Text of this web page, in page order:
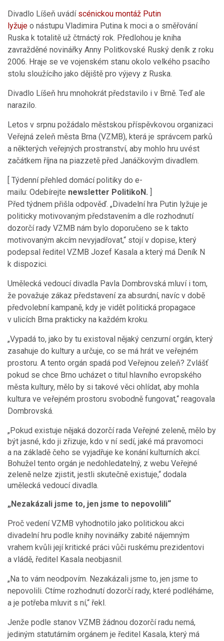
Divadlo Líšeň uvádí scénickou montáž Putin
lyžuje o nástupu Vladimira Putina k moci a o směřování
Ruska k totalitě už čtrnáctý rok. Předlohou je kniha
zavražděné novinářky Anny Politkovské Ruský deník z roku
2006. Hraje se ve vojenském stanu okolo velkého psacího
stolu sloužícího jako dějiště pro výjevy z Ruska.
Divadlo Líšeň hru mnohokrát představilo i v Brně. Teď ale
narazilo.
Letos v srpnu požádalo městskou příspěvkovou organizaci
Veřejná zeleň města Brna (VZMB), která je správcem parků
a některých veřejných prostranství, aby mohlo hru uvést
začátkem října na piazzetě před Janáčkovým divadlem.
[ Týdenní přehled domácí politiky do e-
mailu: Odebírejte newsletter PolitikoN. ]
Před týdnem přišla odpověď. „Divadelní hra Putin lyžuje je
politicky motivovaným představením a dle rozhodnutí
dozorčí rady VZMB nám bylo doporučeno se k takto
motivovaným akcím nevyjadřovat,“ stojí v dopise, který
podepsal ředitel VZMB Jozef Kasala a který má Deník N
k dispozici.
Umělecká vedoucí divadla Pavla Dombrovská mluví i tom,
že považuje zákaz představení za absurdní, navíc v době
předvolební kampaně, kdy je vidět politická propagace
v ulicích Brna prakticky na každém kroku.
„Vypadá to, jako by tu existoval nějaký cenzurní orgán, který
zasahuje do kultury a určuje, co se má hrát ve veřejném
prostoru. A tento orgán spadá pod Veřejnou zeleň? Zvlášť
pokud se chce Brno ucházet o titul hlavního evropského
města kultury, mělo by si takové věci ohlídat, aby mohla
kultura ve veřejném prostoru svobodně fungovat,“ reagovala
Dombrovská.
„Pokud existuje nějaká dozorčí rada Veřejné zeleně, mělo by
být jasné, kdo ji zřizuje, kdo v ní sedí, jaké má pravomoci
a na základě čeho se vyjadřuje ke konání kulturních akcí.
Bohužel tento orgán je nedohledatelný, z webu Veřejné
zeleně nelze zjistit, jestli skutečně existuje,“ dodala
umělecká vedoucí divadla.
„Nezakázali jsme to, jen jsme to nepovolili“
Proč vedení VZMB vyhodnotilo jako politickou akci
divadelní hru podle knihy novinářky zabité nájemným
vrahem kvůli její kritické práci vůči ruskému prezidentovi
a vládě, ředitel Kasala neobjasnil.
„Na to vám neodpovím. Nezakázali jsme to, jen jsme to
nepovolili. Ctíme rozhodnutí dozorčí rady, které podléháme,
a je potřeba mluvit s ní,“ řekl.
Jenže podle stanov VZMB žádnou dozorčí radu nemá,
jediným statutárním orgánem je ředitel Kasala, který má